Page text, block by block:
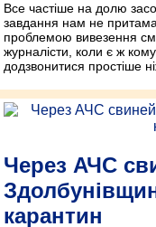
Все частіше на долю
завдання нам не
проблемою вивезення
журналісти, коли є ж
додзвонитися простіше
Через АЧС
карантин